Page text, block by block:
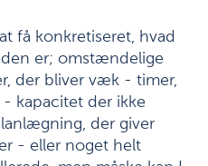
få konkretiseret, hvad
er; omstændelige
der bliver væk - timer,
kapacitet der ikke
der giver
- eller noget helt